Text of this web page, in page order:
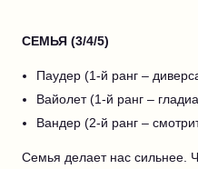
СЕМЬЯ (3/4/5)
Паудер (1-й ранг –
Вайолет (1-й ранг –
Вандер (2-й ранг –
Семья делает нас сильнее.